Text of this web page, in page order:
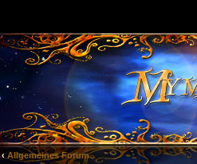
‹ Allgemeines Forum